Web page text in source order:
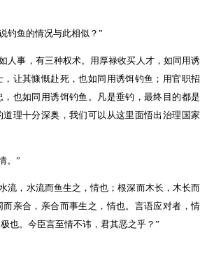
钓鱼的情况与此相似？”
人事，有三种权术。用厚禄收买人才，如同用诱
让其慷慨赴死，也如同用诱饵钓鱼；用官职招
也如同用诱饵钓鱼。凡是垂钓，最终目的都是
理十分深奥，我们可以从这里面悟出治理国家
。 ”
流，水流而鱼生之，情也；根深而木长，木长而
亲合，亲合而事生之，情也。言语应对者，情
也。今臣言至情不讳，君其恶之乎？ ”